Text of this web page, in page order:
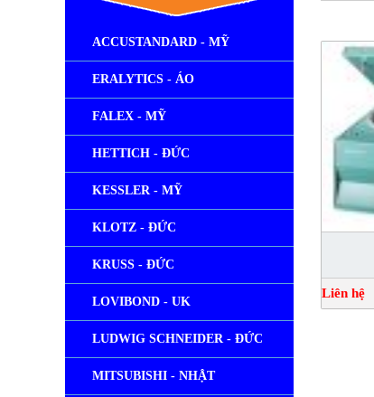
Liên hệ
ACCUSTANDARD - MỸ
ERALYTICS - ÁO
FALEX - MỸ
HETTICH - ĐỨC
KESSLER - MỸ
KLOTZ - ĐỨC
KRUSS - ĐỨC
LOVIBOND - UK
LUDWIG SCHNEIDER - ĐỨC
MITSUBISHI - NHẬT